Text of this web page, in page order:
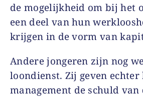
de mogelijkheid om bij het
een deel van hun
krijgen in de vorm van
Andere jongeren zijn nog
loondienst. Zij geven echter
management de schuld